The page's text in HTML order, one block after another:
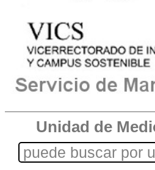
Unidad de